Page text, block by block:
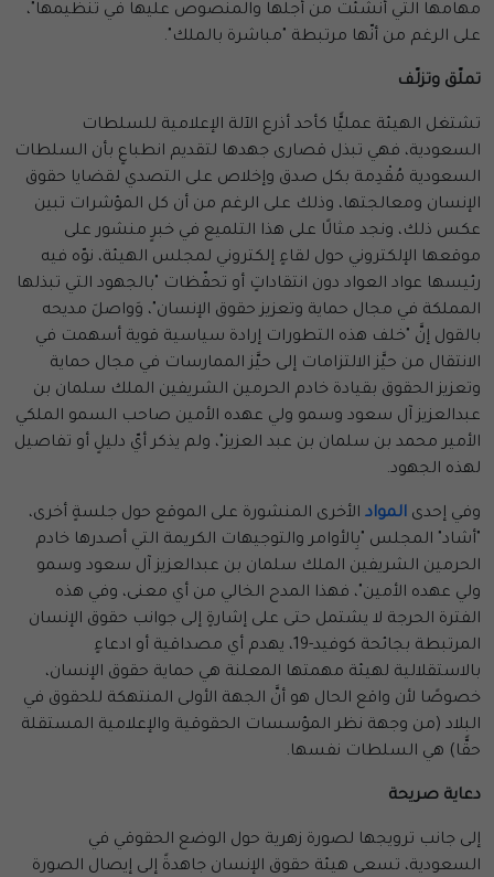
مهامها التي أنشئت من أجلها والمنصوص عليها في تنظيمها"،
على الرغم من أنّها مرتبطة "مباشرة بالملك".
تملّق وتزلّف
تشتغل الهيئة عمليًّا كأحد أذرع الآلة الإعلامية للسلطات
السعودية، فهي تبذل قصارى جهدها لتقديم انطباعٍ بأن السلطات
السعودية مُقْدِمة بكل صدق وإخلاص على التصدي لقضايا حقوق
الإنسان ومعالجتها، وذلك على الرغم من أن كل المؤشرات تبين
عكس ذلك، ونجد مثالًا على هذا التلميع في خبرٍ منشور على
موقعها الإلكتروني حول لقاءٍ إلكتروني لمجلس الهيئة، نوّه فيه
رئيسها عواد العواد دون انتقاداتٍ أو تحفّظات "بالجهود التي تبذلها
المملكة في مجال حماية وتعزيز حقوق الإنسان"، وَواصلَ مديحه
بالقول إنَّ "خلف هذه التطورات إرادة سياسية قوية أسهمت في
الانتقال من حيَّز الالتزامات إلى حيَّز الممارسات في مجال حماية
وتعزيز الحقوق بقيادة خادم الحرمين الشريفين الملك سلمان بن
عبدالعزيز آل سعود وسمو ولي عهده الأمين صاحب السمو الملكي
الأمير محمد بن سلمان بن عبد العزيز"، ولم يذكر أيّ دليلٍ أو تفاصيل
لهذه الجهود.
وفي إحدى المواد الأخرى المنشورة على الموقع حول جلسةٍ أخرى،
"أشاد" المجلس "بِالأوامر والتوجيهات الكريمة التي أصدرها خادم
الحرمين الشريفين الملك سلمان بن عبدالعزيز آل سعود وسمو
ولي عهده الأمين"، فهذا المدح الخالي من أي معنى، وفي هذه
الفترة الحرجة لا يشتمل حتى على إشارةٍ إلى جوانب حقوق الإنسان
المرتبطة بجائحة كوفيد-19، يهدم أي مصداقية أو ادعاءٍ
بالاستقلالية لهيئة مهمتها المعلنة هي حماية حقوق الإنسان،
خصوصًا لأن واقع الحال هو أنَّ الجهة الأولى المنتهكة للحقوق في
البلاد (من وجهة نظر المؤسسات الحقوقية والإعلامية المستقلة
حقًّا) هي السلطات نفسها.
دعاية صريحة
إلى جانب ترويجها لصورة زهرية حول الوضع الحقوقي في
السعودية، تسعى هيئة حقوق الإنسان جاهدةً إلى إيصال الصورة